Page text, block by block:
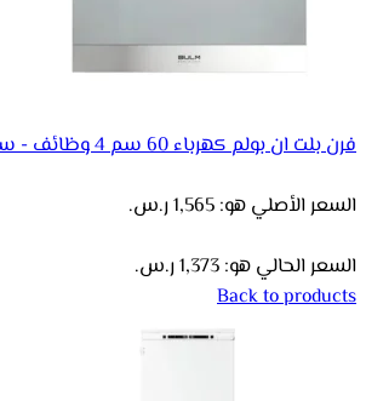
فرن بلت ان بولم كهرباء 60 سم 4 وظائف - ستيل BLF60EB-4
السعر الأصلي هو: 1,565 ر.س.
السعر الحالي هو: 1,373 ر.س.
Back to products